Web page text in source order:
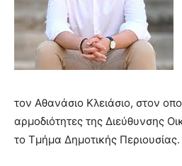
τον Αθανάσιο Κλειάσιο, στον
αρμοδιότητες της Διεύθυνσης
το Τμήμα Δημοτικής Περιουσίας.